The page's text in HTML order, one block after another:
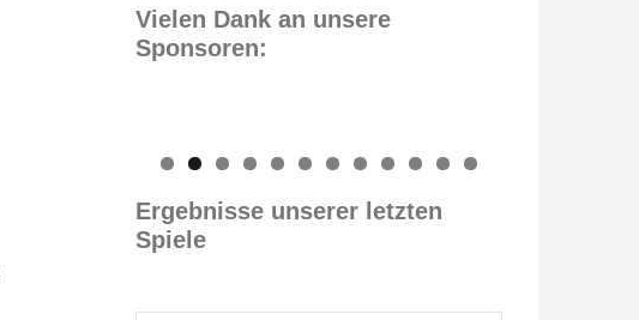
Vielen Dank an unsere
Sponsoren:
0 1 2
Ergebnisse unserer letzten
Spiele